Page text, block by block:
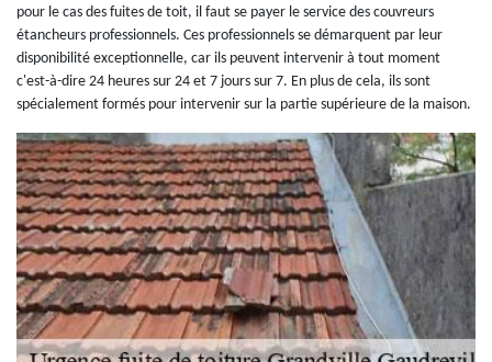
pour le cas des fuites de toit, il faut se payer le service des couvreurs
étancheurs professionnels. Ces professionnels se démarquent par leur
disponibilité exceptionnelle, car ils peuvent intervenir à tout moment
c'est-à-dire 24 heures sur 24 et 7 jours sur 7. En plus de cela, ils sont
spécialement formés pour intervenir sur la partie supérieure de la maison.